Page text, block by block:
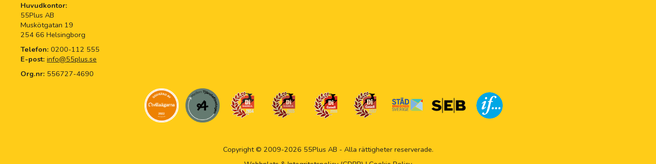
Huvudkontor:
55Plus AB
Muskötgatan 19
254 66 Helsingborg
Telefon: 0200-112 555
E-post: info@55plus.se
Org.nr: 556727-4690
Copyright © 2009-2026 55Plus AB - Alla rättigheter reserverade.